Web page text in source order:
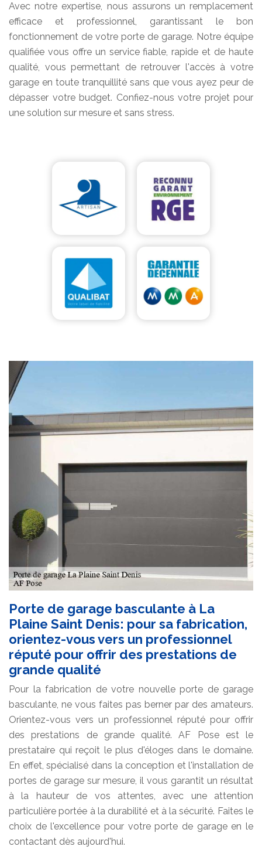
Avec notre expertise, nous assurons un remplacement
efficace et professionnel, garantissant le bon
fonctionnement de votre porte de garage. Notre équipe
qualifiée vous offre un service fiable, rapide et de haute
qualité, vous permettant de retrouver l'accès à votre
garage en toute tranquillité sans que vous ayez peur de
dépasser votre budget. Confiez-nous votre projet pour
une solution sur mesure et sans stress.
Porte de garage basculante à La
Plaine Saint Denis: pour sa fabrication,
orientez-vous vers un professionnel
réputé pour offrir des prestations de
grande qualité
Pour la fabrication de votre nouvelle porte de garage
basculante, ne vous faites pas berner par des amateurs.
Orientez-vous vers un professionnel réputé pour offrir
des prestations de grande qualité. AF Pose est le
prestataire qui reçoit le plus d'éloges dans le domaine.
En effet, spécialisé dans la conception et l'installation de
portes de garage sur mesure, il vous garantit un résultat
à la hauteur de vos attentes, avec une attention
particulière portée à la durabilité et à la sécurité. Faites le
choix de l'excellence pour votre porte de garage en le
contactant dès aujourd'hui.